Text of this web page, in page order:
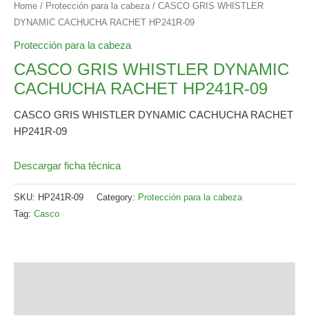
Home / Protección para la cabeza / CASCO GRIS WHISTLER
DYNAMIC CACHUCHA RACHET HP241R-09
Protección para la cabeza
CASCO GRIS WHISTLER DYNAMIC
CACHUCHA RACHET HP241R-09
CASCO GRIS WHISTLER DYNAMIC CACHUCHA RACHET
HP241R-09
Descargar ficha técnica
SKU: HP241R-09 Category: Protección para la cabeza
Tag: Casco